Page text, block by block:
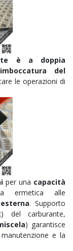
è a doppia
del
le operazioni di
per una capacità
ermetica alle
. Supporto
del carburante,
) garantisce
e la